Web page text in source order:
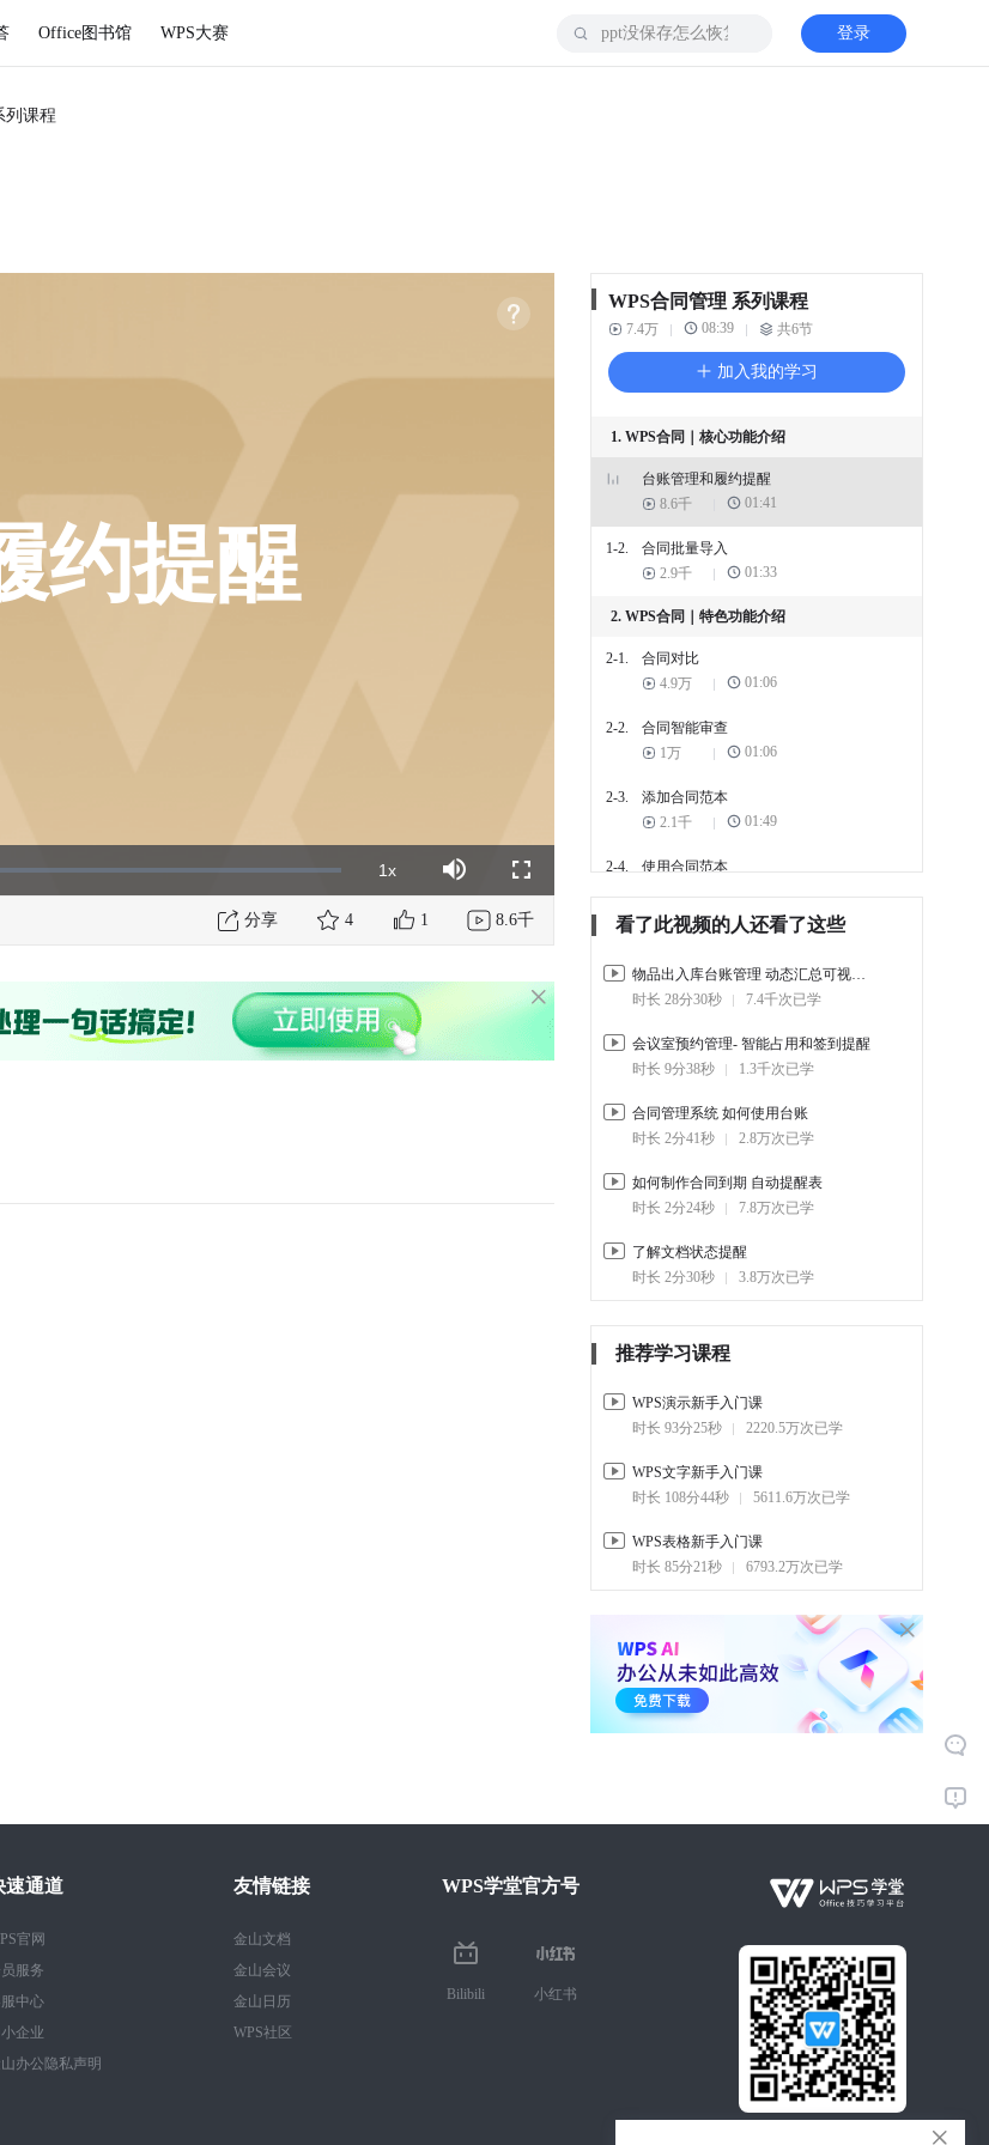
Office图书馆 WPS大赛 登录
列课程
1xPlayback
Rate
Mute Fullscreen
约提醒
分享 4 1 8.6千
WPS合同管理 系列课程
7.4万 08:39 共6节
加入我的学习
1. WPS合同｜核心功能介绍
台账管理和履约提醒
8.6千
01:41
1-2.
合同批量导入
2.9千
01:33
2. WPS合同｜特色功能介绍
2-1.
合同对比
4.9万
01:06
2-2.
合同智能审查
1万
01:06
2-3.
添加合同范本
2.1千
01:49
2-4.
使用合同范本
看了此视频的人还看了这些
物品出入库台账管理 动态汇总可视化统计
时长 28分30秒
7.4千次已学
会议室预约管理- 智能占用和签到提醒
时长 9分38秒
1.3千次已学
合同管理系统 如何使用台账
时长 2分41秒
2.8万次已学
如何制作合同到期 自动提醒表
时长 2分24秒
7.8万次已学
了解文档状态提醒
时长 2分30秒
3.8万次已学
推荐学习课程
WPS演示新手入门课
时长 93分25秒
2220.5万次已学
WPS文字新手入门课
时长 108分44秒
5611.6万次已学
WPS表格新手入门课
时长 85分21秒
6793.2万次已学
速通道
官网
服务
中心
企业
办公隐私声明
友情链接
金山文档
金山会议
金山日历
WPS社区
WPS学堂官方号
Bilibili 小红书